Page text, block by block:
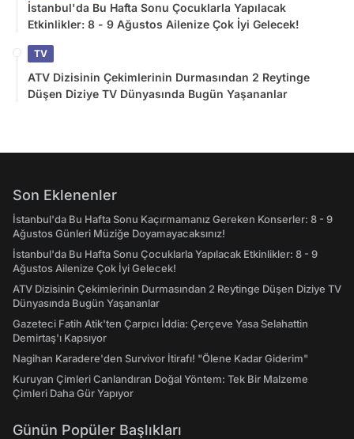
İstanbul'da Bu Hafta Sonu Çocuklarla Yapılacak
Etkinlikler: 8 - 9 Ağustos Ailenize Çok İyi Gelecek!
TV
ATV Dizisinin Çekimlerinin Durmasından 2 Reytinge
Düşen Diziye TV Dünyasında Bugün Yaşananlar
Son Eklenenler
İstanbul'da Bu Hafta Sonu Kaçırmamanız Gereken Konserler: 8 - 9
Ağustos Günleri Müziğe Doyamayacaksınız!
İstanbul'da Bu Hafta Sonu Çocuklarla Yapılacak Etkinlikler: 8 - 9
Ağustos Ailenize Çok İyi Gelecek!
ATV Dizisinin Çekimlerinin Durmasından 2 Reytinge Düşen Diziye TV
Dünyasında Bugün Yaşananlar
Gazeteci Fatih Atik'ten Çarpıcı İddia: Çerçeve Yasa Selahattin
Demirtaş'ı Kapsıyor
Nagihan Karadere'den Survivor İtirafı! "Ölene Kadar Giderim"
Kuruyan Çimleri Canlandıran Doğal Yöntem: Tek Bir Malzeme
Çimleri Daha Gür Yapıyor
Günün Popüler Başlıkları